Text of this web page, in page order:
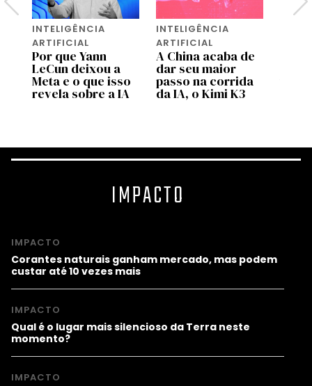
INTELIGÊNCIA
ARTIFICIAL
Por que Yann
LeCun deixou a
Meta e o que isso
revela sobre a IA
INTELIGÊNCIA
ARTIFICIAL
A China acaba de
dar seu maior
passo na corrida
da IA, o Kimi K3
IMPACTO
IMPACTO
Corantes naturais ganham mercado, mas podem
custar até 10 vezes mais
IMPACTO
Qual é o lugar mais silencioso da Terra neste
momento?
IMPACTO